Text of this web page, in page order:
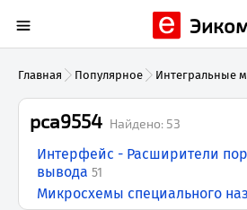
Главная Популярное Интегральные
pca9554 Найдено: 53
Интерфейс - Расширители
вывода 51
Микросхемы специального